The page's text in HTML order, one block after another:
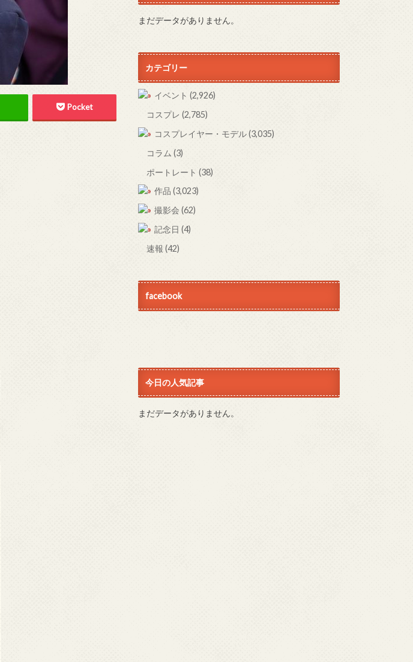
Pocket
まだデータがありません。
カテゴリー
イベント (2,926)
コスプレ (2,785)
コスプレイヤー・モデル(3,035)
コラム (3)
ポートレート (38)
作品 (3,023)
撮影会 (62)
記念日 (4)
速報 (42)
facebook
今日の人気記事
まだデータがありません。